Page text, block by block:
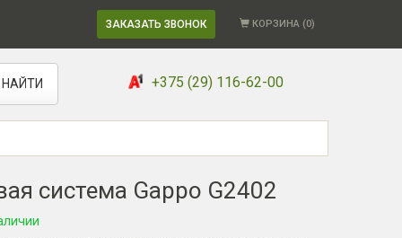
ЗАКАЗАТЬ ЗВОНОК КОРЗИНА (0)
НАЙТИ +375 (29) 116-62-00
система Gappo G2402